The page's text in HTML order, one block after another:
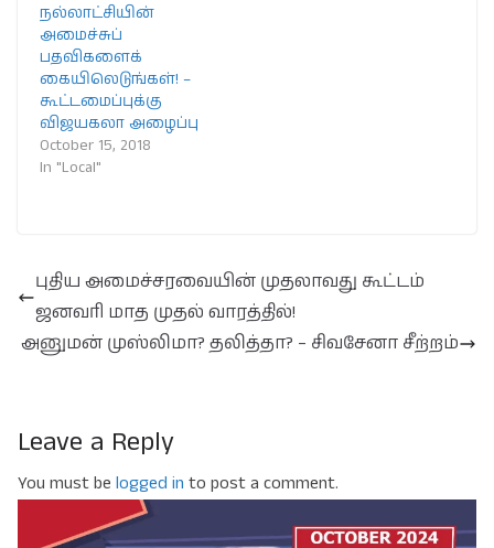
நல்லாட்சியின்
அமைச்சுப்
பதவிகளைக்
கையிலெடுங்கள்! –
கூட்டமைப்புக்கு
விஜயகலா அழைப்பு
October 15, 2018
In "Local"
புதிய அமைச்சரவையின் முதலாவது கூட்டம்
ஜனவரி மாத முதல் வாரத்தில்!
அனுமன் முஸ்லிமா? தலித்தா? – சிவசேனா சீற்றம்
Leave a Reply
You must be logged in to post a comment.